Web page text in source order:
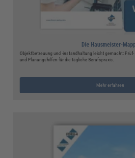
Die Hausmeister-
Objektbetreuung und -instandhaltung leicht gemacht:
und Planungshilfen für die tägliche Berufspraxis.
Mehr erfahren